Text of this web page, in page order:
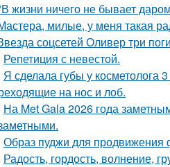
жизни ничего не бывает
милые, у меня такая
соцсетей Оливер три
Репетиция с невестой.
Я сделала губы у косметолога
на нос и лоб.
На Met Gala 2026 года
Образ пуджи для
Радость, гордость, волнение,